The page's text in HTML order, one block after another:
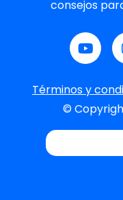
consejos
Términos y
©